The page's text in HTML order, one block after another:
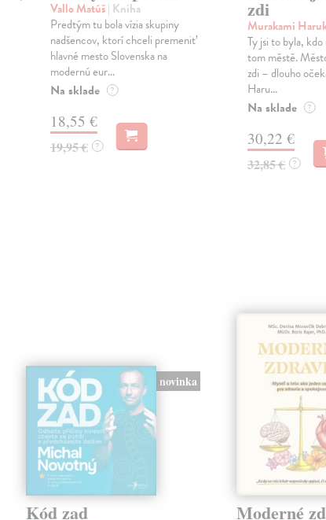
Vallo Matúš| Kniha
Predtým tu bola vízia skupiny
nadšencov, ktorí chceli premeniť
hlavné mesto Slovenska na
modernú eur...
Na sklade ?
18,55 €
19,95 € ?
zdi
Murakami
Ty jsi to byla,
tom městě.
zdi – dlouho
Haru...
Na sklade ?
30,22 €
32,85 € ?
novinka
Kód zad Moderné